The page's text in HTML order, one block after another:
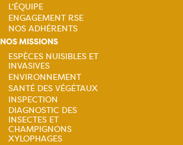
Navigation
principale
L'ÉQUIPE
ENGAGEMENT RSE
NOS ADHÉRENTS
NOS MISSIONS
Navigation
principale
ESPÈCES NUISIBLES ET
INVASIVES
ENVIRONNEMENT
SANTÉ DES VÉGÉTAUX
INSPECTION
DIAGNOSTIC DES
INSECTES ET
CHAMPIGNONS
XYLOPHAGES